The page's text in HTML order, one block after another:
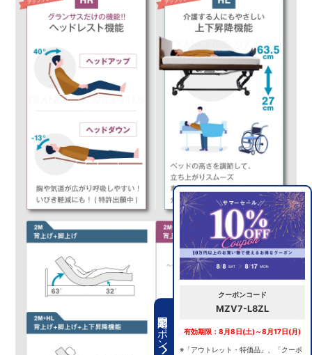
期間限定クーポン
クーポンコード
MZV7-L8ZL
有効期限：8月8日(土)～8月17日(月)
※「アウトレット・特価品」、「クーポ